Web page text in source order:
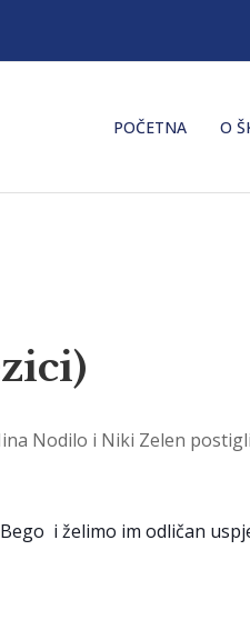
POČETNA O
Nodilo i Niki Zelen
i želimo im odličan